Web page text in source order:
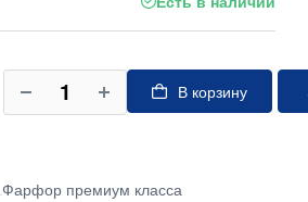
В корзину
Фарфор премиум класса